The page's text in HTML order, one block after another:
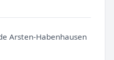
Arsten-Habenhausen